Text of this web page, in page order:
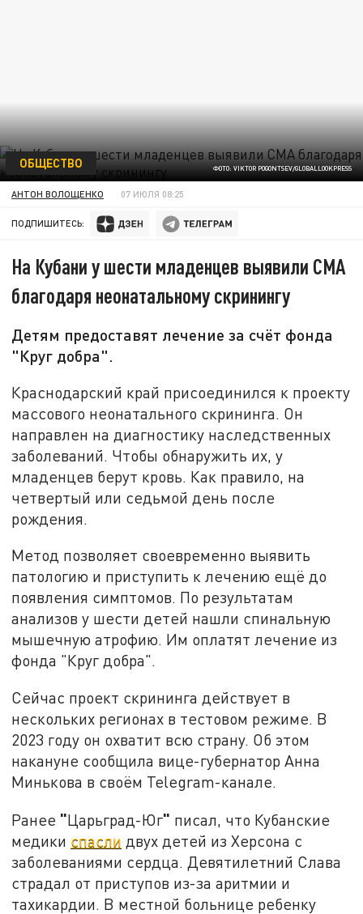
ФОТО: VIKTOR POGONTSEV/GLOBALLOOKPRESS
ОБЩЕСТВО
АНТОН ВОЛОЩЕНКО 07 ИЮЛЯ 08:25
ПОДПИШИТЕСЬ:
На Кубани у шести младенцев выявили СМА
благодаря неонатальному скринингу
Детям предоставят лечение за счёт фонда
"Круг добра".
Краснодарский край присоединился к проекту
массового неонатального скрининга. Он
направлен на диагностику наследственных
заболеваний. Чтобы обнаружить их, у
младенцев берут кровь. Как правило, на
четвертый или седьмой день после
рождения.
Метод позволяет своевременно выявить
патологию и приступить к лечению ещё до
появления симптомов. По результатам
анализов у шести детей нашли спинальную
мышечную атрофию. Им оплатят лечение из
фонда "Круг добра".
Сейчас проект скрининга действует в
нескольких регионах в тестовом режиме. В
2023 году он охватит всю страну. Об этом
накануне сообщила вице-губернатор Анна
Минькова в своём Telegram-канале.
Ранее "Царьград-Юг" писал, что Кубанские
медики спасли двух детей из Херсона с
заболеваниями сердца. Девятилетний Слава
страдал от приступов из-за аритмии и
тахикардии. В местной больнице ребенку